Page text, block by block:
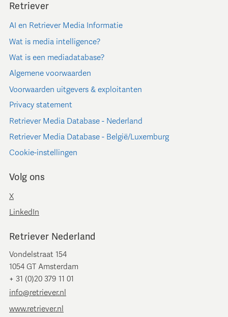
Retriever
AI en Retriever Media Informatie
Wat is media intelligence?
Wat is een mediadatabase?
Algemene voorwaarden
Voorwaarden uitgevers & exploitanten
Privacy statement
Retriever Media Database - Nederland
Retriever Media Database - België/Luxemburg
Cookie-instellingen
Volg ons
X
LinkedIn
Retriever Nederland
Vondelstraat 154
1054 GT Amsterdam
+ 31 (0)20 379 11 01
info@retriever.nl
www.retriever.nl